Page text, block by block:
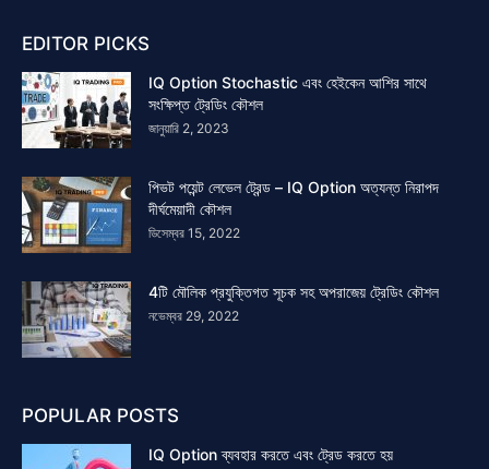
EDITOR PICKS
IQ Option Stochastic এবং হেইকেন আশির সাথে
সংক্ষিপ্ত ট্রেডিং কৌশল
জানুয়ারি 2, 2023
পিভট পয়েন্ট লেভেল ট্রেন্ড – IQ Option অত্যন্ত নিরাপদ
দীর্ঘমেয়াদী কৌশল
ডিসেম্বর 15, 2022
4টি মৌলিক প্রযুক্তিগত সূচক সহ অপরাজেয় ট্রেডিং কৌশল
নভেম্বর 29, 2022
POPULAR POSTS
IQ Option ব্যবহার করতে এবং ট্রেড করতে হয়